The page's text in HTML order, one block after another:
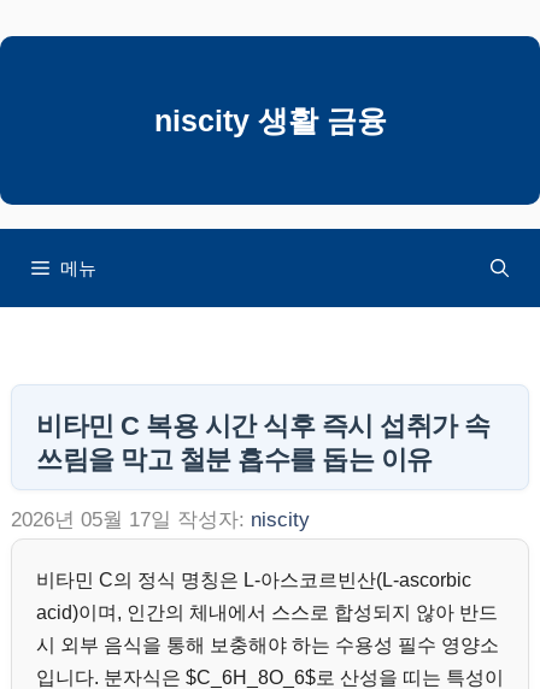
텐
뛰
niscity 생활 금융
메뉴
비타민 C 복용 시간 식후 즉시 섭취가 속
쓰림을 막고 철분 흡수를 돕는 이유
2026년 05월 17일 작성자: niscity
비타민 C의 정식 명칭은 L-아스코르빈산(L-ascorbic
acid)이며, 인간의 체내에서 스스로 합성되지 않아 반드
시 외부 음식을 통해 보충해야 하는 수용성 필수 영양소
입니다. 분자식은 $C_6H_8O_6$로 산성을 띠는 특성이